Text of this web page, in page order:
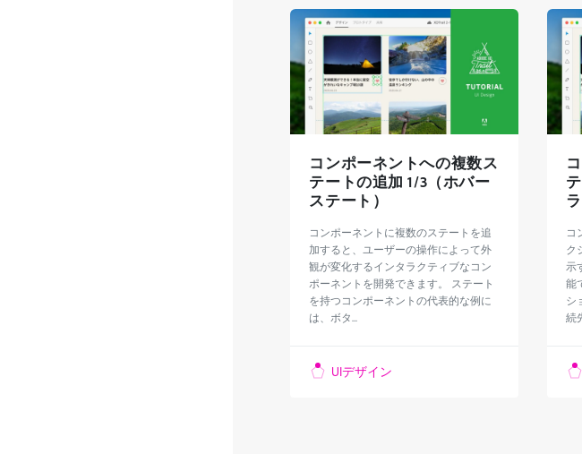
コンポーネントへの複数ス
テートの追加 1/3（ホバー
ステート）
コンポーネントに複数のステートを追
加すると、ユーザーの操作によって外
観が変化するインタラクティブなコン
ポーネントを開発できます。 ステート
を持つコンポーネントの代表的な例に
は、ボタ...
UIデザイン
コ
ク
示
能
シ
続